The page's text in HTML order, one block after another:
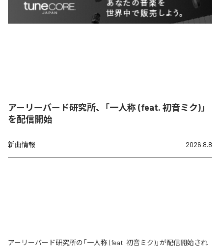
アーリーバード研究所、「一人称 (feat. 初音ミク)」
を配信開始
新曲情報 2026.8.8
アーリーバード研究所の「一人称 (feat. 初音ミク)」が配信開始され